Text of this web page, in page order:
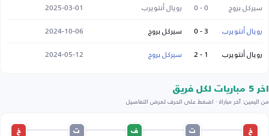
سيركل بروج
0 - 0 رويال أنتويرب
2025-03-01
رويال أنتويرب
3 - 0 سيركل بروج
2024-10-06
رويال أنتويرب
1 - 2 سيركل بروج 2024-05-12
اخر 5 مباريات لكل فريق
من اليمين: آخر مباراة · اضغط على الحرف لعرض التفاصيل
خ ت ف ت خ